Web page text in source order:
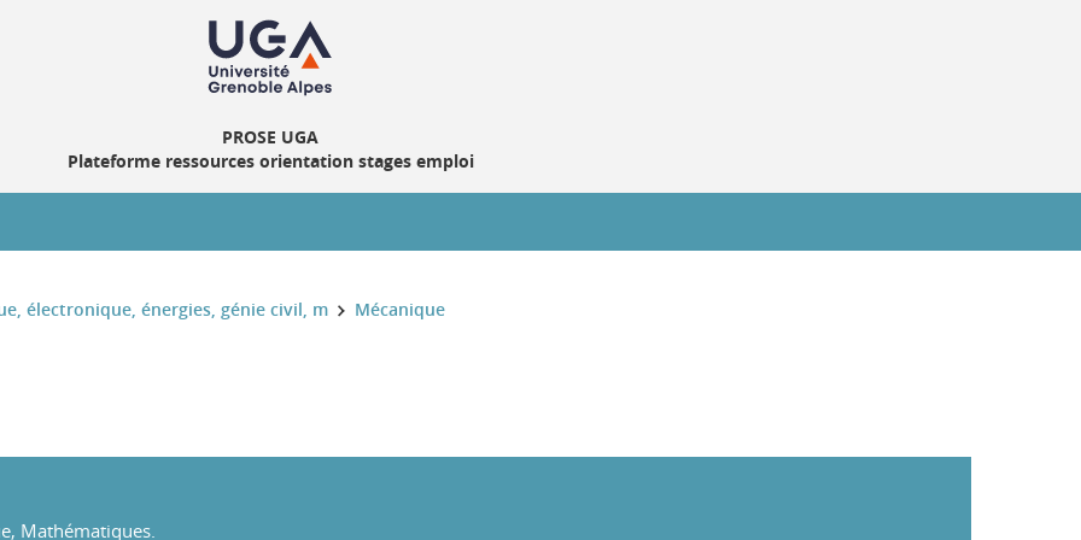
PROSE UGA
Plateforme ressources orientation stages emploi
électronique, énergies, génie civil, m Mécanique
Mathématiques.